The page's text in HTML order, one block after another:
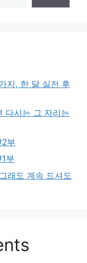
지, 한 달 실전 후
다시는 그 자리는
부
부
래도 계속 드셔도